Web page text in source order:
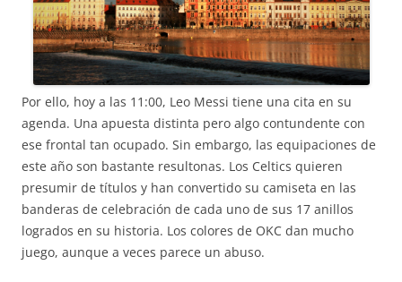
Por ello, hoy a las 11:00, Leo Messi tiene una cita en su
agenda. Una apuesta distinta pero algo contundente con
ese frontal tan ocupado. Sin embargo, las equipaciones de
este año son bastante resultonas. Los Celtics quieren
presumir de títulos y han convertido su camiseta en las
banderas de celebración de cada uno de sus 17 anillos
logrados en su historia. Los colores de OKC dan mucho
juego, aunque a veces parece un abuso.